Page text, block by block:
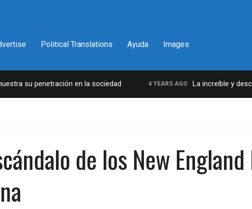
Political Translations Ayuda Images
su penetración en la sociedad 4 YEARS AGO La increíble y
de los New